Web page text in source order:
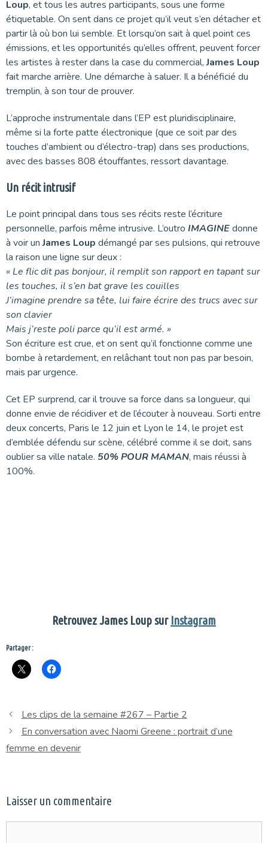
Loup, et tous les autres participants, sous une forme
étiquetable. On sent dans ce projet qu’il veut s’en détacher et
partir là où bon lui semble. Et lorsqu’on sait à quel point ces
émissions, et les opportunités qu’elles offrent, peuvent forcer
les artistes à rester dans la case du commercial,James Loup
fait marche arrière. Une démarche à saluer. Il a bénéficié du
tremplin, à son tour de prouver.
L’approche instrumentale dans l’EP est pluridisciplinaire,
même si la forte patte électronique (que ce soit par des
touches d’ambient ou d’électro-trap) dans ses productions,
avec des basses 808 étouffantes, ressort davantage.
Un récit intrusif
Le point principal dans tous ses récits reste l’écriture
personnelle, parfois même intrusive. L’outro IMAGINEdonne
à voir unJames Loup démangé par ses pulsions, qui retrouve
la raison une ligne sur deux :
« Le flic dit pas bonjour, il remplit son rapport en tapant sur
les touches, il s’en bat grave les couilles
J’imagine prendre sa tête, lui faire écrire des trucs avec sur
son clavier
Mais j’reste poli parce qu’il est armé. »
Son écriture est crue, et on sent qu’il fonctionne comme une
bombe à retardement, en relâchant tout non pas par besoin,
mais par urgence.
Cet EP surprend, car il trouve sa force dans sa longueur, qui
donne envie de récidiver et de l’écouter à nouveau. Sorti entre
deux concerts, Paris le 12 juin et Lyon le 14, le projet est
d’emblée défendu sur scène, célébré comme il se doit, sans
oublier sa ville natale. 50% POUR MAMAN, mais réussi à
100%.
Retrouvez James Loup sur Instagram
Partager :
Les clips de la semaine #267 – Partie 2
En conversation avec Naomi Greene : portrait d’une
femme en devenir
Laisser un commentaire